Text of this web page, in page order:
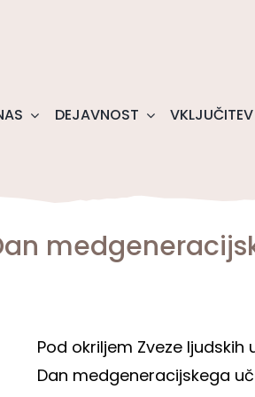
DEJAVNOST
Pod okriljem Zveze
Dan medgeneracijskega